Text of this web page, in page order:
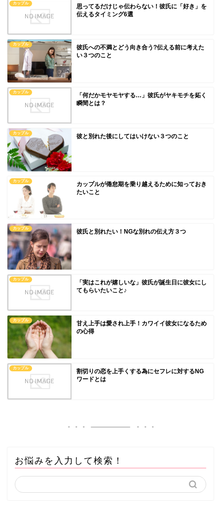
カップル
思ってるだけじゃ伝わらない！彼氏に「好き」を
伝えるタイミング6選
カップル
彼氏への不満とどう向き合う?伝える前に考えた
い３つのこと
カップル
「何だかモヤモヤする…」彼氏がヤキモチを妬く
瞬間とは？
カップル 彼と別れた後にしてはいけない３つのこと
カップル
カップルが倦怠期を乗り越えるために知っておき
たいこと
カップル 彼氏と別れたい！NGな別れの伝え方３つ
カップル
「実はこれが嬉しいな」彼氏が誕生日に彼女にし
てもらいたいこと♪
カップル
甘え上手は愛され上手！カワイイ彼女になるため
の心得
カップル
割切りの恋を上手くする為にセフレに対するNG
ワードとは
お悩みを入力して検索！